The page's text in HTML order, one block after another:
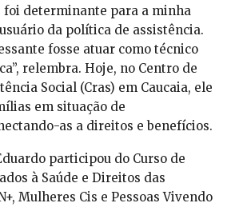
foi determinante para a minha
da política de assistência.
fosse atuar como técnico
relembra. Hoje, no Centro de
Social (Cras) em Caucaia, ele
em situação de
as a direitos e benefícios.
participou do Curso de
à Saúde e Direitos das
Mulheres Cis e Pessoas Vivendo